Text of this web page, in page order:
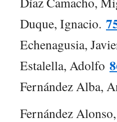
Duque, Ignacio.
Echenagusia,
Estalella, Adolfo
Fernández Alba,
Fernández